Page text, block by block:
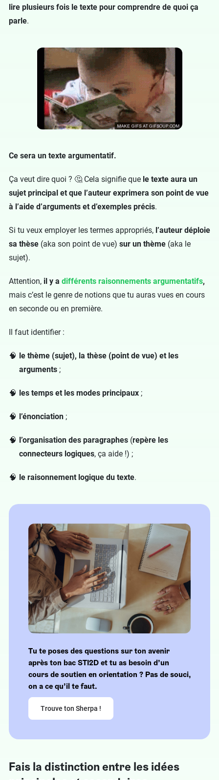
lire plusieurs fois le texte pour comprendre de quoi ça
parle.
Ce sera un texte argumentatif.
Ça veut dire quoi ? 🤔 Cela signifie que le texte aura un
sujet principal et que l’auteur exprimera son point de vue
à l’aide d’arguments et d’exemples précis.
Si tu veux employer les termes appropriés, l’auteur déploie
sa thèse (aka son point de vue) sur un thème (aka le
sujet).
Attention, il y a différents raisonnements argumentatifs,
mais c’est le genre de notions que tu auras vues en cours
en seconde ou en première.
Il faut identifier :
le thème (sujet), la thèse (point de vue) et les
arguments ;
les temps et les modes principaux ;
l’énonciation ;
l’organisation des paragraphes (repère les
connecteurs logiques, ça aide !) ;
le raisonnement logique du texte.
Tu te poses des questions sur ton avenir
après ton bac STI2D ettu as besoin d’un
cours de soutien en orientation ? Pas de souci,
on a ce qu’il te faut.
Trouve ton Sherpa !
Fais la distinction entre les idées